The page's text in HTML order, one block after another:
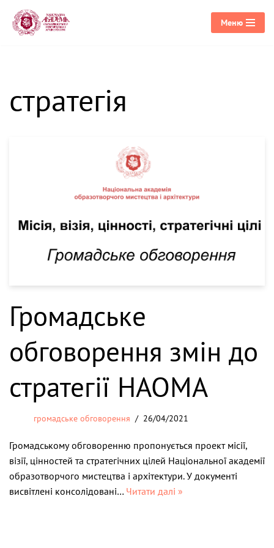
Перейти
Меню
стратегія
Громадське
обговорення змін до
стратегії НАОМА
громадське обговорення 26/04/2021
Громадському обговоренню пропонується проект місії,
візії, цінностей та стратегічних цілей Національної академії
образотворчого мистецтва і архітектури. У документі
висвітлені консолідовані… Читати далі »